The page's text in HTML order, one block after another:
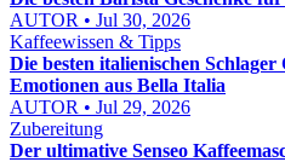
AUTOR • Jul 30, 2026
Kaffeewissen & Tipps
Die besten italienischen
Emotionen aus Bella Italia
AUTOR • Jul 29, 2026
Zubereitung
Der ultimative Senseo